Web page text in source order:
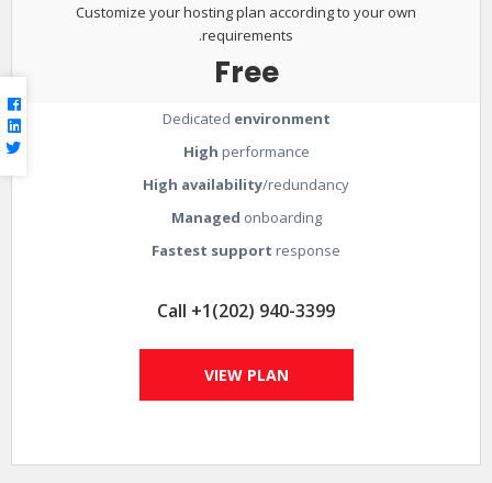
Customize your hosting plan according to your own
requirements.
Free
Dedicated environment
High performance
High availability/redundancy
Managed onboarding
Fastest support response
Call +1(202) 940-3399
VIEW PLAN